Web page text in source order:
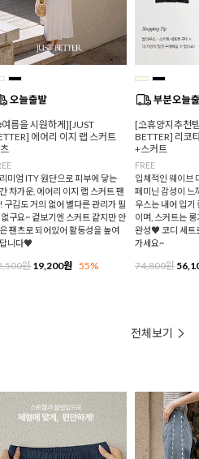
름을 시원하게][JUST
에어리 이지 랩 스커트
미엄 ITY 원단으로 피부에 닿는
차가운, 에어리 이지 랩 스커트 팬
구김도 거의 없어 별다른 관리가 필
구요~ 겉보기엔 스커트 같지만 안
팬츠로 되어있어 활동성을 높여
니다♥
원19,200원 55%
[⛱️휴양지추천
BETTER] 리코
+스커트
FREE
입체적인 웨이브
페미닌 감성이 느
우스는 내어 입기
이며, 스커트는
완성♥ 코디 세트
가세요~
74,800원
전체보기